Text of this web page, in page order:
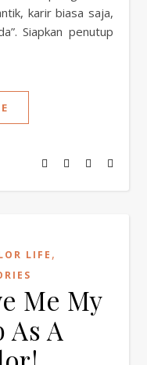
karir biasa saja,
Siapkan penutup
LIFE ,
Me My
As A